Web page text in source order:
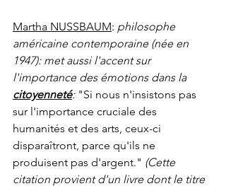
Martha NUSSBAUM: philosophe
américaine contemporaine (née en
1947): met aussi l'accent sur
l'importance des émotions dans la
citoyenneté: "Si nous n'insistons pas
sur l'importance cruciale des
humanités et des arts, ceux-ci
disparaîtront, parce qu'ils ne
produisent pas d'argent." (Cette
citation provient d'un livre dont le titre